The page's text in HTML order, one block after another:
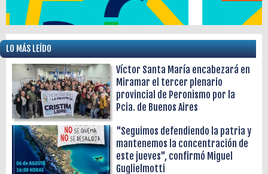
LO MÁS LEÍDO
Víctor Santa María encabezará en
Miramar el tercer plenario
provincial de Peronismo por la
Pcia. de Buenos Aires
"Seguimos defendiendo la patria y
mantenemos la concentración de
este jueves", confirmó Miguel
Guglielmotti